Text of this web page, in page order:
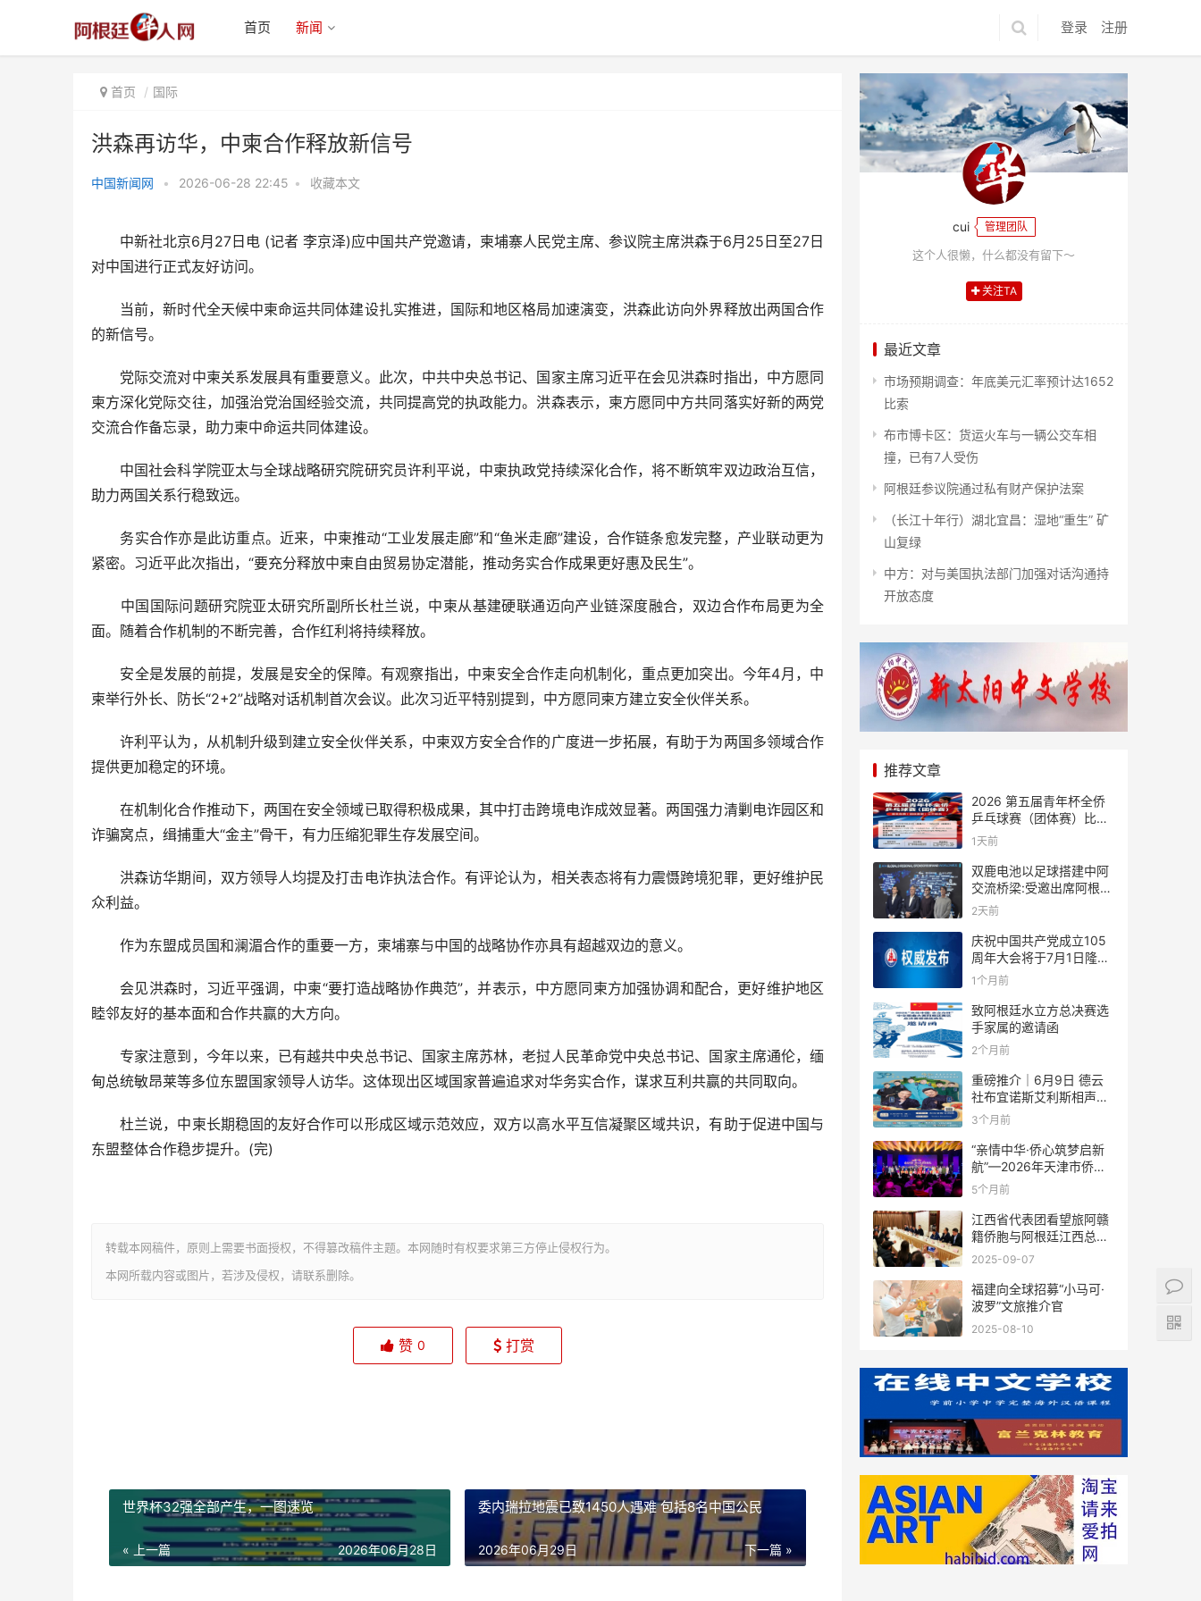
登录 注册
首页 新闻
首页 国际
洪森再访华，中柬合作释放新信号
中国新闻网 • 2026-06-28 22:45 • 收藏本文
中新社北京6月27日电 (记者 李京泽)应中国共产党邀请，柬埔寨人民党主席、参议院主席洪森于6月25日至27日
对中国进行正式友好访问。
当前，新时代全天候中柬命运共同体建设扎实推进，国际和地区格局加速演变，洪森此访向外界释放出两国合作
的新信号。
党际交流对中柬关系发展具有重要意义。此次，中共中央总书记、国家主席习近平在会见洪森时指出，中方愿同
柬方深化党际交往，加强治党治国经验交流，共同提高党的执政能力。洪森表示，柬方愿同中方共同落实好新的两党
交流合作备忘录，助力柬中命运共同体建设。
中国社会科学院亚太与全球战略研究院研究员许利平说，中柬执政党持续深化合作，将不断筑牢双边政治互信，
助力两国关系行稳致远。
务实合作亦是此访重点。近来，中柬推动“工业发展走廊”和“鱼米走廊”建设，合作链条愈发完整，产业联动更为
紧密。习近平此次指出，“要充分释放中柬自由贸易协定潜能，推动务实合作成果更好惠及民生”。
中国国际问题研究院亚太研究所副所长杜兰说，中柬从基建硬联通迈向产业链深度融合，双边合作布局更为全
面。随着合作机制的不断完善，合作红利将持续释放。
安全是发展的前提，发展是安全的保障。有观察指出，中柬安全合作走向机制化，重点更加突出。今年4月，中
柬举行外长、防长“2+2”战略对话机制首次会议。此次习近平特别提到，中方愿同柬方建立安全伙伴关系。
许利平认为，从机制升级到建立安全伙伴关系，中柬双方安全合作的广度进一步拓展，有助于为两国多领域合作
提供更加稳定的环境。
在机制化合作推动下，两国在安全领域已取得积极成果，其中打击跨境电诈成效显著。两国强力清剿电诈园区和
诈骗窝点，缉捕重大“金主”骨干，有力压缩犯罪生存发展空间。
洪森访华期间，双方领导人均提及打击电诈执法合作。有评论认为，相关表态将有力震慑跨境犯罪，更好维护民
众利益。
作为东盟成员国和澜湄合作的重要一方，柬埔寨与中国的战略协作亦具有超越双边的意义。
会见洪森时，习近平强调，中柬“要打造战略协作典范”，并表示，中方愿同柬方加强协调和配合，更好维护地区
睦邻友好的基本面和合作共赢的大方向。
专家注意到，今年以来，已有越共中央总书记、国家主席苏林，老挝人民革命党中央总书记、国家主席通伦，缅
甸总统敏昂莱等多位东盟国家领导人访华。这体现出区域国家普遍追求对华务实合作，谋求互利共赢的共同取向。
杜兰说，中柬长期稳固的友好合作可以形成区域示范效应，双方以高水平互信凝聚区域共识，有助于促进中国与
东盟整体合作稳步提升。(完)
转载本网稿件，原则上需要书面授权，不得篡改稿件主题。本网随时有权要求第三方停止侵权行为。
本网所载内容或图片，若涉及侵权，请联系删除。
赞 0 打赏
世界杯32强全部产生，一图速览
« 上一篇 2026年06月28日
委内瑞拉地震已致1450人遇难 包括8名中国公民
下一篇 »
2026年06月29日
cui 管理团队
这个人很懒，什么都没有留下～
关注TA
最近文章
市场预期调查：年底美元汇率预计达1652
比索
布市博卡区：货运火车与一辆公交车相
撞，已有7人受伤
阿根廷参议院通过私有财产保护法案
（长江十年行）湖北宜昌：湿地“重生” 矿
山复绿
中方：对与美国执法部门加强对话沟通持
开放态度
推荐文章
2026 第五届青年杯全侨
乒乓球赛（团体赛）比赛
规则
1天前
双鹿电池以足球搭建中阿
交流桥梁:受邀出席阿根廷
足协赞助商招待会！
2天前
庆祝中国共产党成立105
周年大会将于7月1日隆重
举行
1个月前
致阿根廷水立方总决赛选
手家属的邀请函
2个月前
重磅推介｜6月9日 德云
社布宜诺斯艾利斯相声专
场！国风曲艺邂逅南美风
结！
3个月前
“亲情中华·侨心筑梦启新
航”—2026年天津市侨界
新春联谊活动成功举办
5个月前
江西省代表团看望旅阿赣
籍侨胞与阿根廷江西总商
会座谈
2025-09-07
福建向全球招募“小马可·
波罗”文旅推介官
2025-08-10